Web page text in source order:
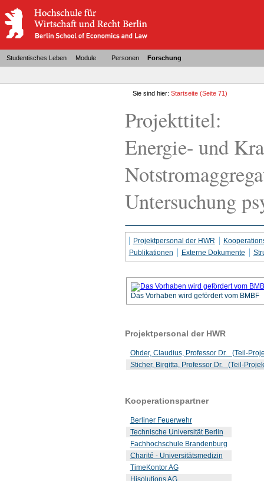
Studentisches Leben Module Personen Forschung
Sie sind hier:Startseite (Seite 71)
Projekttitel:
Energie- und
Untersuchung
Projektpersonal der HWR
Publikationen
Externe Dokumente
Das Vorhaben wird gefördert vom BMBF
Projektpersonal der HWR
Ohder, Claudius, Professor Dr. (Teil-
Sticher, Birgitta, Professor Dr. (Teil-
Kooperationspartner
Berliner Feuerwehr
Technische Universität Berlin
Fachhochschule Brandenburg
Charité - Universitätsmedizin
TimeKontor AG
Hisolutions AG